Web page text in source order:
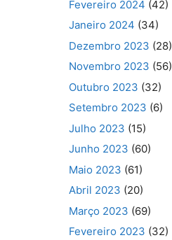
Fevereiro 2024 (42)
Janeiro 2024 (34)
Dezembro 2023 (28)
Novembro 2023 (56)
Outubro 2023 (32)
Setembro 2023 (6)
Julho 2023 (15)
Junho 2023 (60)
Maio 2023 (61)
Abril 2023 (20)
Março 2023 (69)
Fevereiro 2023 (32)